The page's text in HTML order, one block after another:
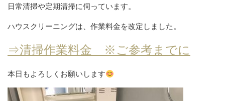
日常清掃や定期清掃に伺っています。
ハウスクリーニングは、作業料金を改定しました。
⇒清掃作業料金 ※ご参考までに
本日もよろしくお願いします